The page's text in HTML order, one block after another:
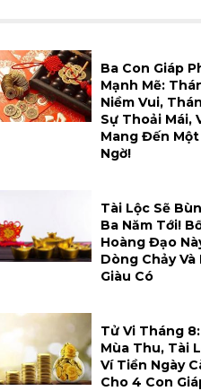
Ba Con Giáp
Mạnh Mẽ:
Niềm Vui,
Sự Thoải Mái,
Mang Đến
Ngờ!
Tài Lộc Sẽ
Ba Năm Tới!
Hoàng Đạo
Dòng Chảy
Giàu Có
Tử Vi Tháng
Mùa Thu, Tài
Ví Tiền Ngày
Cho 4 Con